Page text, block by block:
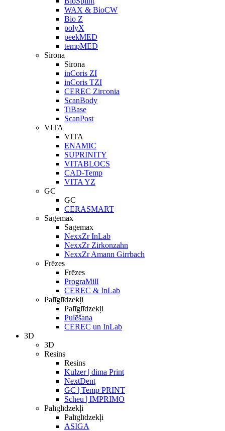
WAX & BioCW
Bio Z
polyX
peekMED
tempMED
Sirona
Sirona
inCoris ZI
inCoris TZI
CEREC Zirconia
ScanBody
TiBase
ScanPost
VITA
VITA
ENAMIC
SUPRINITY
VITABLOCS
CAD-Temp
VITA YZ
GC
GC
CERASMART
Sagemax
Sagemax
NexxZr InLab
NexxZr Zirkonzahn
NexxZr Amann Girrbach
Frēzes
Frēzes
PrograMill
CEREC & InLab
Palīglīdzekļi
Palīglīdzekļi
Pulēšana
CEREC un InLab
3D
3D
Resins
Resins
Kulzer | dima Print
NextDent
GC | Temp PRINT
Scheu | IMPRIMO
Palīglīdzekļi
Palīglīdzekļi
ASIGA